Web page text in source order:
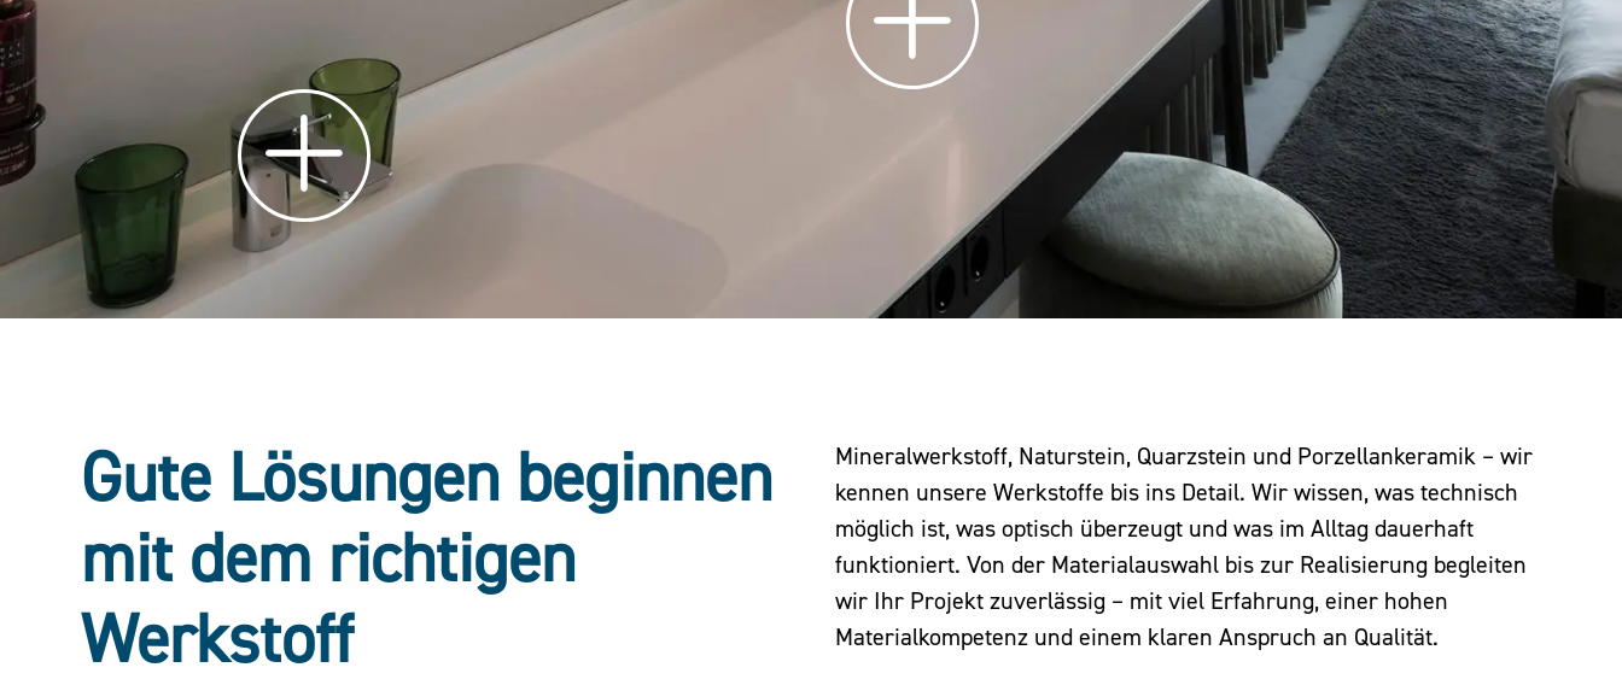
Gute Lösungen beginnen
mit dem richtigen
Werkstoff
Mineralwerkstoff, Naturstein, Quarzstein und Porzellankeramik – wir
kennen unsere Werkstoffe bis ins Detail. Wir wissen, was technisch
möglich ist, was optisch überzeugt und was im Alltag dauerhaft
funktioniert. Von der Materialauswahl bis zur Realisierung begleiten
wir Ihr Projekt zuverlässig – mit viel Erfahrung, einer hohen
Materialkompetenz und einem klaren Anspruch an Qualität.